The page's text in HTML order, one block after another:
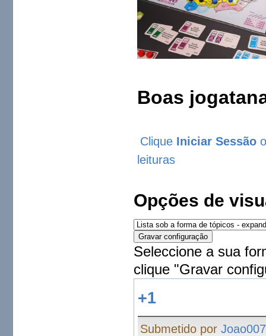
Boas
Clique Iniciar Sessão
leituras
Opções de
Seleccione a sua
clique "Gravar
+1
Submetido porJoao007